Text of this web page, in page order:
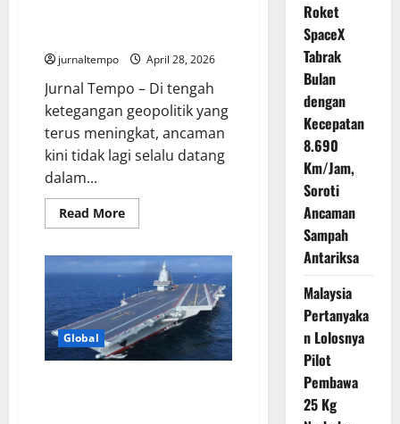
jurnaltempo April 28, 2026
Jurnal Tempo – Di tengah
ketegangan geopolitik yang
terus meningkat, ancaman
kini tidak lagi selalu datang
dalam...
Read MoreRead
more
Tak
Terlihat:
Ketika
Pasukan
AS
di
Timur
Tengah
Jadi
Global
Roket
SpaceX
Tabrak
Bulan
dengan
Kecepatan
8.690
Km/Jam,
Soroti
Ancaman
Sampah
Antariksa
Malaysia
Pertanyaka
n Lolosnya
Pilot
Pembawa
25 Kg